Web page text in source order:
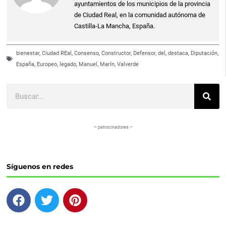
ayuntamientos de los municipios de la provincia
de Ciudad Real, en la comunidad autónoma de
Castilla-La Mancha, España.
bienestar,Ciudad REal,Consenso,Constructor, Defensor,del,destaca, Diputación,
España, Europeo, legado, Manuel, Marín,Valverde
– patrocinadores –
Síguenos en redes
F
a
T
w
P
i